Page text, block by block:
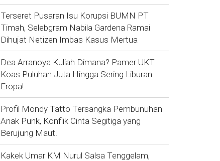
Terseret Pusaran Isu Korupsi BUMN PT
Timah, Selebgram Nabila Gardena Ramai
Dihujat Netizen Imbas Kasus Mertua
Dea Arranoya Kuliah Dimana? Pamer UKT
Koas Puluhan Juta Hingga Sering Liburan
Eropa!
Profil Mondy Tatto Tersangka Pembunuhan
Anak Punk, Konflik Cinta Segitiga yang
Berujung Maut!
Kakek Umar KM Nurul Salsa Tenggelam,